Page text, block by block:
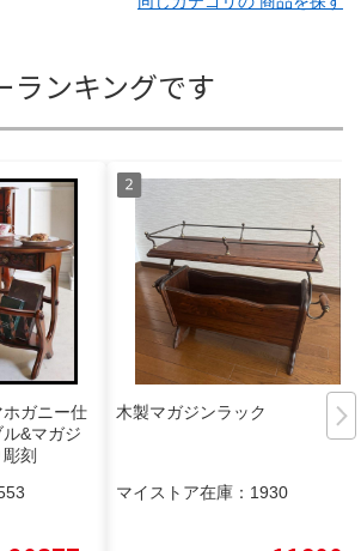
ランキングです
ガニー仕
&マガジ
刻
木製マガジンラック
マイストア在庫： 1930